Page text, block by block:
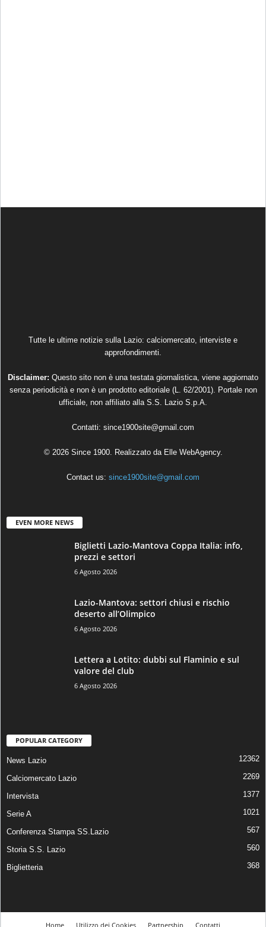
Tutte le ultime notizie sulla Lazio: calciomercato, interviste e
approfondimenti.
Disclaimer: Questo sito non è una testata giornalistica, viene aggiornato
senza periodicità e non è un prodotto editoriale (L. 62/2001). Portale non
ufficiale, non affiliato alla S.S. Lazio S.p.A.
Contatti: since1900site@gmail.com
© 2026 Since 1900. Realizzato da Elle WebAgency.
Contact us: since1900site@gmail.com
EVEN MORE NEWS
Biglietti Lazio-Mantova Coppa Italia: info,
prezzi e settori
6 Agosto 2026
Lazio-Mantova: settori chiusi e rischio
deserto all’Olimpico
6 Agosto 2026
Lettera a Lotito: dubbi sul Flaminio e sul
valore del club
6 Agosto 2026
POPULAR CATEGORY
News Lazio 12362
Calciomercato Lazio 2269
Intervista 1377
Serie A 1021
Conferenza Stampa SS.Lazio 567
Storia S.S. Lazio 560
Biglietteria 368
Home Utilizzo dei Cookies Partnership Contatti